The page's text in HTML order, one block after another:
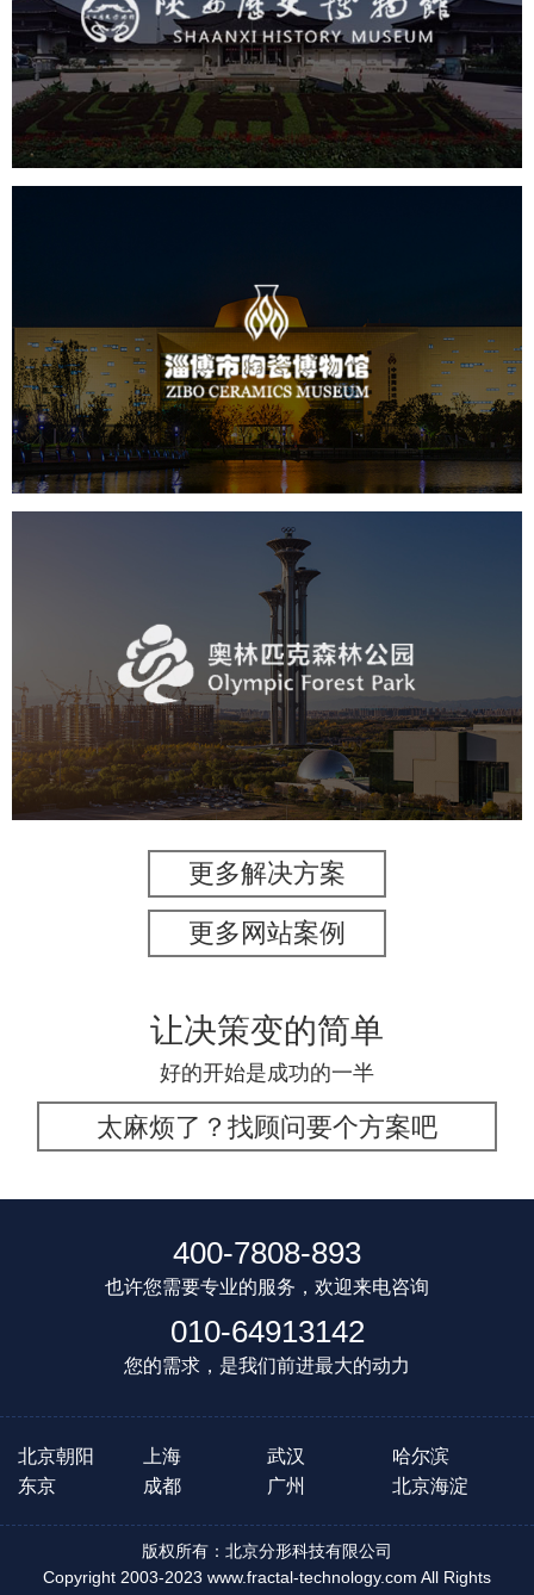
文化艺术 博物馆 智慧博物馆
博物馆网站建设
景区网站建设
淄博市陶瓷博物馆
文化艺术 博物馆 智慧博物馆
博物馆网站建设
景区网站建设
奥体森林公园
旅游休闲 公园 AI人工智能
智慧公园
智慧体育公园
智能步道 智能大数据平台
更多解决方案
更多网站案例
让决策变的简单
好的开始是成功的一半
太麻烦了？找顾问要个方案吧
400-7808-893
也许您需要专业的服务，欢迎来电咨询
010-64913142
您的需求，是我们前进最大的动力
北京朝阳 上海 武汉
哈尔滨
东京
成都 广州 北京海淀
版权所有：北京分形科技有限公司
Copyright 2003-2023 www.fractal-technology.com All Rights